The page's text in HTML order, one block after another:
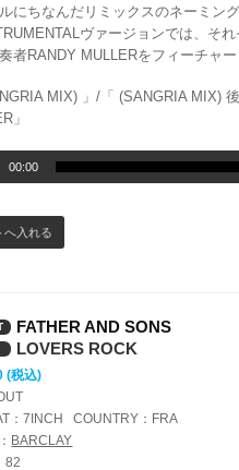
にちなんだリミックスのネーミン
ヴァージョンでは、そ
者RANDY MULLERをフィーチャ
MIX) 」/「 (SANGRIA MIX)
」
00:00
FATHER AND SONS
LOVERS ROCK
(税込)
：7INCH COUNTRY： FRA
BARCLAY
82